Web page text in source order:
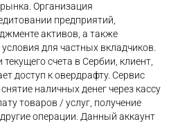
Организация
предприятий,
активов, а также
для частных вкладчиков.
счета в Сербии, клиент,
доступ к овердрафту. Сервис
наличных денег через кассу
товаров / услуг, получение
операции. Данный аккаунт